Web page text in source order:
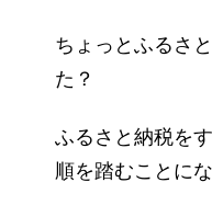
ちょっとふるさ
た？
ふるさと納税を
順を踏むことにな